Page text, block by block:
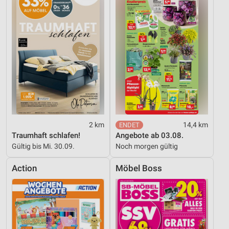
2 km
Traumhaft schlafen!
Gültig bis Mi. 30.09.
14,4 km
Angebote ab 03.08.
Noch morgen gültig
Action Möbel Boss
Messung der Werbeleistung
Messung der Performance von Inhalten
Analyse von Zielgruppen durch Statistiken oder
Kombinationen von Daten aus verschiedenen
Quellen
Entwicklung und Verbesserung der Angebote
Verwendung reduzierter Daten zur Auswahl von
IAB-Besonderheiten:
Geräte anhand von aktiv angeforderten
Informationen identifizieren
Nicht-IAB-Verarbeitungszwecke:
Notwendig